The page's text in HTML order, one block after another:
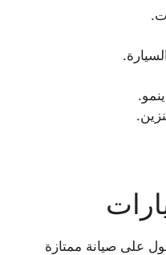
على صيانة ممتازة